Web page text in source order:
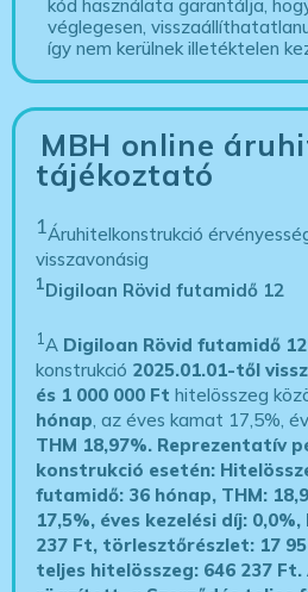
kód használata garantálja,
véglegesen,
így nem kerülnek illetéktelen
MBH online
tájékoztató
1Áruhitelkonstrukció
visszavonásig
1Digiloan Rövid futamidő 12
1A Digiloan Rövid futamidő 12
konstrukció 2025.01.01-től
és 1 000 000 Ft hitelösszeg
hónap, az éves kamat 17,5%,
THM 18,97%. Reprezentatív
konstrukció esetén:
futamidő: 36 hónap, THM:
17,5%, éves kezelési díj:
237 Ft, törlesztőrészlet: 17
teljes hitelösszeg: 646 237 Ft.